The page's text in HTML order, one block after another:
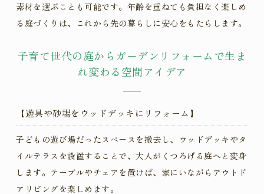
素材を選ぶことも可能です。年齢を重ねても負担なく楽しめ
る庭づくりは、これから先の暮らしに安心をもたらします。
子育て世代の庭からガーデンリフォームで生ま
れ変わる空間アイデア
【遊具や砂場をウッドデッキにリフォーム】
子どもの遊び場だったスペースを撤去し、ウッドデッキやタ
イルテラスを設置することで、大人がくつろげる庭へと変身
します。テーブルやチェアを置けば、家にいながらアウトド
アリビングを楽しめます。